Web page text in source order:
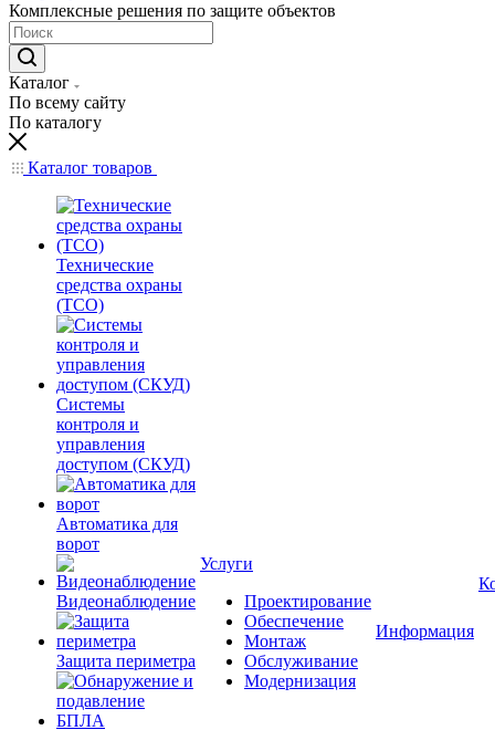
Комплексные решения по защите объектов
Каталог
По всему сайту
По каталогу
Каталог товаров
Технические
средства охраны
(ТСО)
Системы
контроля и
управления
доступом (СКУД)
Автоматика для
ворот
Видеонаблюдение
Защита периметра
Услуги
Проектирование
Обеспечение
Монтаж
Обслуживание
Модернизация
Информация